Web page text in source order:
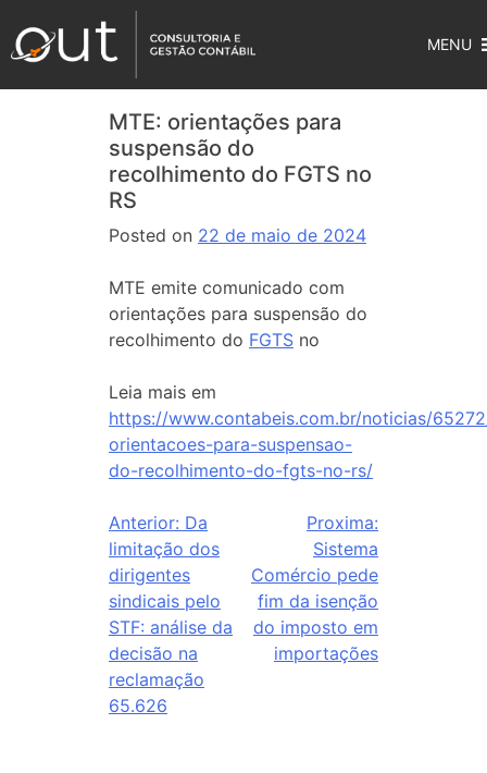
MENU
MTE: orientações para
suspensão do
recolhimento do FGTS no
RS
Posted on 22 de maio de 2024
MTE emite comunicado com
orientações para suspensão do
recolhimento do FGTS no
Leia mais em
https://www.contabeis.com.br/noticias/
orientacoes-para-suspensao-
do-recolhimento-do-fgts-no-rs/
Anterior: Da
limitação dos
dirigentes
sindicais pelo
STF: análise da
decisão na
reclamação
65.626
Proxima:
Sistema
Comércio pede
fim da isenção
do imposto em
importações